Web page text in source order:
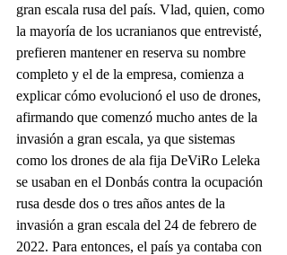
gran escala rusa del país. Vlad, quien, como
la mayoría de los ucranianos que entrevisté,
prefieren mantener en reserva su nombre
completo y el de la empresa, comienza a
explicar cómo evolucionó el uso de drones,
afirmando que comenzó mucho antes de la
invasión a gran escala, ya que sistemas
como los drones de ala fija DeViRo Leleka
se usaban en el Donbás contra la ocupación
rusa desde dos o tres años antes de la
invasión a gran escala del 24 de febrero de
2022. Para entonces, el país ya contaba con